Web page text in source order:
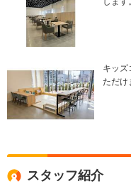
キッズ
ただけ
スタッフ紹介